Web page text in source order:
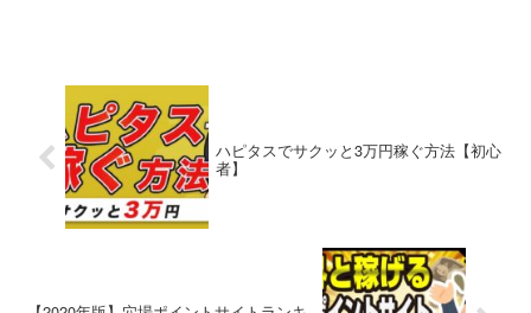
ハピタスでサクッと3万円稼ぐ方法【初心
者】